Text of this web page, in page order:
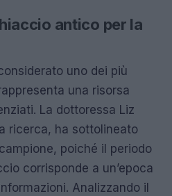
antico per la
uno dei più
una risorsa
La dottoressa Liz
ricerca, ha sottolineato
poiché il periodo
corrisponde a un’epoca
Analizzando il